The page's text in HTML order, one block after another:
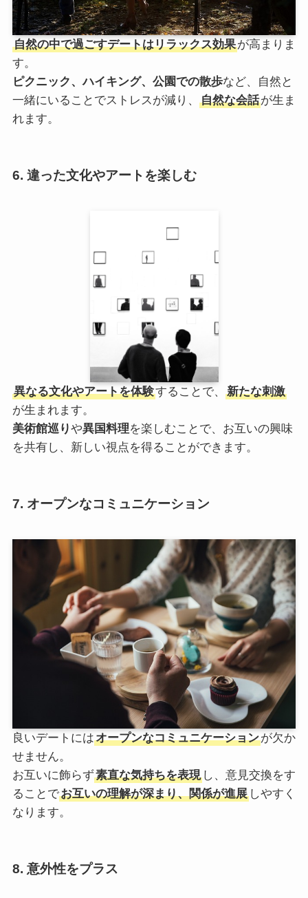
自然の中で過ごすデートはリラックス効果が高まりま
す。
ピクニック、ハイキング、公園での散歩など、自然と
一緒にいることでストレスが減り、
自然な会話が生ま
れます。
6. 違った文化やアートを楽しむ
異なる文化やアートを体験することで、
新たな刺激
が生まれます。
美術館巡りや異国料理を楽しむことで、お互いの興味
を共有し、新しい視点を得ることができます。
7. オープンなコミュニケーション
良いデートにはオープンなコミュニケーションが欠か
せません。
お互いに飾らず素直な気持ちを表現し、意見交換をす
ることでお互いの理解が深まり、関係が進展しやすく
なります。
8. 意外性をプラス